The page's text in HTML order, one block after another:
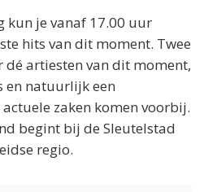
kun je vanaf 17.00 uur
hits van dit moment. Twee
artiesten van dit moment,
en natuurlijk een
zaken komen voorbij.
begint bij de Sleutelstad
regio.